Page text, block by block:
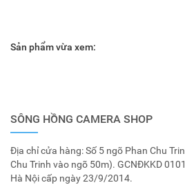
Sản phẩm vừa xem:
SÔNG HỒNG CAMERA SHOP
Địa chỉ cửa hàng: Số 5 ngõ Phan Chu
Chu Trinh vào ngõ 50m). GCNĐKKD
Hà Nội cấp ngày 23/9/2014.